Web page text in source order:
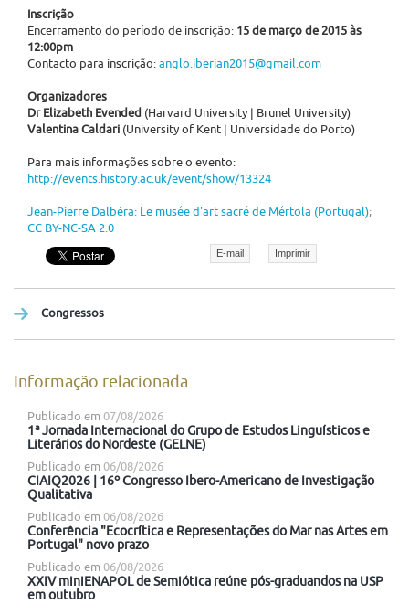
Inscrição
Encerramento do período de inscrição: 15 de março de 2015 às
12:00pm
Contacto para inscrição: anglo.iberian2015@gmail.com
Organizadores
Dr Elizabeth Evended (Harvard University | Brunel University)
Valentina Caldari (University of Kent | Universidade do Porto)
Para mais informações sobre o evento:
http://events.history.ac.uk/event/show/13324
Jean-Pierre Dalbéra: Le musée d'art sacré de Mértola (Portugal);
CC BY-NC-SA 2.0
E-mail Imprimir
Congressos
Informação relacionada
Publicado em 07/08/2026
1ª Jornada Internacional do Grupo de Estudos Linguísticos e
Literários do Nordeste (GELNE)
Publicado em 06/08/2026
CIAIQ2026 | 16º Congresso Ibero-Americano de Investigação
Qualitativa
Publicado em 06/08/2026
Conferência "Ecocrítica e Representações do Mar nas Artes em
Portugal" novo prazo
Publicado em 06/08/2026
XXIV miniENAPOL de Semiótica reúne pós-graduandos na USP
em outubro